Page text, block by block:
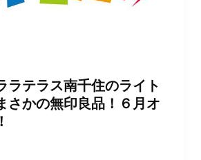
ラテラス南千住のライト
さかの無印良品！６月オ